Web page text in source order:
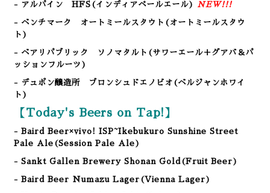
- アルパイン HFS(インディアペールエール) NEW!!!
- ベンチマーク オートミールスタウト(オートミールスタウ
ト)
- ベアリパブリック ソノマタルト(サワーエール＋グアバ＆パ
ッションフルーツ)
- デュポン醸造所 ブロンシュドエノビオ(ベルジャンホワイ
ト)
【Today's Beers on Tap!】
- Baird Beer×vivo! ISP~Ikebukuro Sunshine Street
Pale Ale (Session Pale Ale)
- Sankt Gallen Brewery Shonan Gold(Fruit Beer)
- Baird Beer Numazu Lager(Vienna Lager)